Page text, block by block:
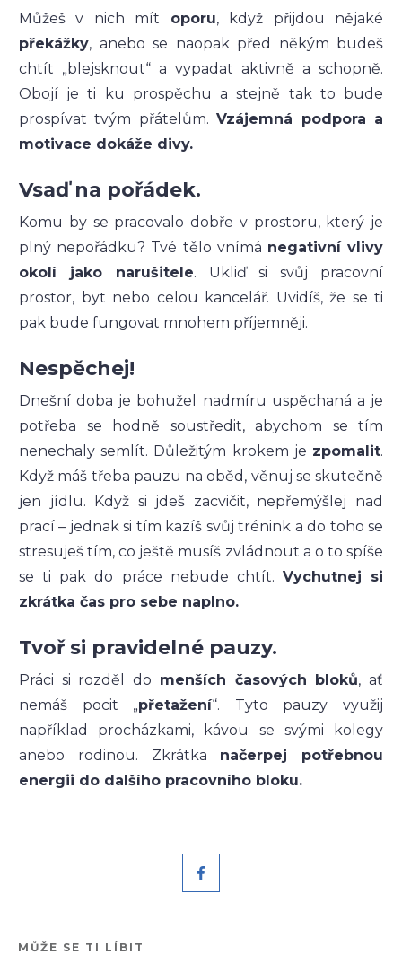
Můžeš v nich mít oporu, když přijdou nějaké
překážky, anebo se naopak před někým budeš
chtít „blejsknout“ a vypadat aktivně a schopně.
Obojí je ti ku prospěchu a stejně tak to bude
prospívat tvým přátelům.Vzájemná podpora a
motivace dokáže divy.
Vsaď na pořádek.
Komu by se pracovalo dobře v prostoru, který je
plný nepořádku? Tvé tělo vnímá negativní vlivy
okolí jako narušitele. Ukliď si svůj pracovní
prostor, byt nebo celou kancelář. Uvidíš, že se ti
pak bude fungovat mnohem příjemněji.
Nespěchej!
Dnešní doba je bohužel nadmíru uspěchaná a je
potřeba se hodně soustředit, abychom se tím
nenechaly semlít. Důležitým krokem je zpomalit.
Když máš třeba pauzu na oběd, věnuj se skutečně
jen jídlu. Když si jdeš zacvičit, nepřemýšlej nad
prací – jednak si tím kazíš svůj trénink a do toho se
stresuješ tím, co ještě musíš zvládnout a o to spíše
se ti pak do práce nebude chtít. Vychutnej si
zkrátka čas pro sebe naplno.
Tvoř si pravidelné pauzy.
Práci si rozděl do menších časových bloků, ať
nemáš pocit „přetažení“. Tyto pauzy využij
například procházkami, kávou se svými kolegy
anebo rodinou. Zkrátka načerpej potřebnou
energii do dalšího pracovního bloku.
MŮŽE SE TI LÍBIT